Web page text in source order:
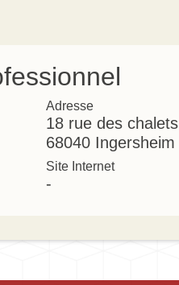
Adresse
18 rue des chalets
68040 Ingersheim
Site Internet
-